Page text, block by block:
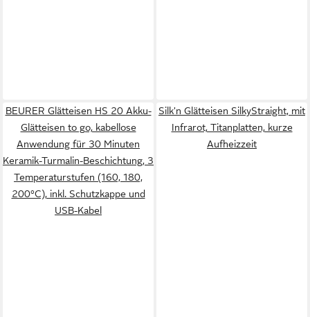
BEURER Glätteisen HS 20 Akku-
Glätteisen to go, kabellose
Anwendung für 30 Minuten
Keramik-Turmalin-Beschichtung, 3
Temperaturstufen (160, 180,
200°C), inkl. Schutzkappe und
USB-Kabel
Silk'n Glätteisen SilkyStraight, mit
Infrarot, Titanplatten, kurze
Aufheizzeit